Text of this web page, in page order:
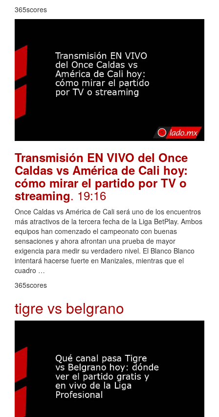
365scores
Transmisión EN VIVO del Once
Caldas vs América de Cali hoy:
cómo mirar el partido por TV o
streaming. 19:16
Once Caldas vs América de Cali será uno de los encuentros
más atractivos de la tercera fecha de la Liga BetPlay. Ambos
equipos han comenzado el campeonato con buenas
sensaciones y ahora afrontan una prueba de mayor
exigencia para medir su verdadero nivel. El Blanco Blanco
intentará hacerse fuerte en Manizales, mientras que el
cuadro …
365scores
tigre vs belgrano